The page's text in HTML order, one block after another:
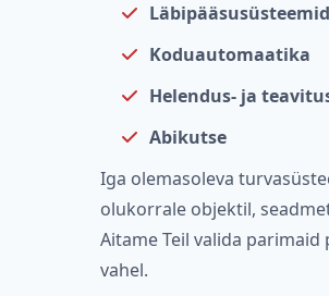
Koduautomaatika
Helendus- ja
Abikutse
Iga olemasoleva
olukorrale objektil,
Aitame Teil valida
vahel.